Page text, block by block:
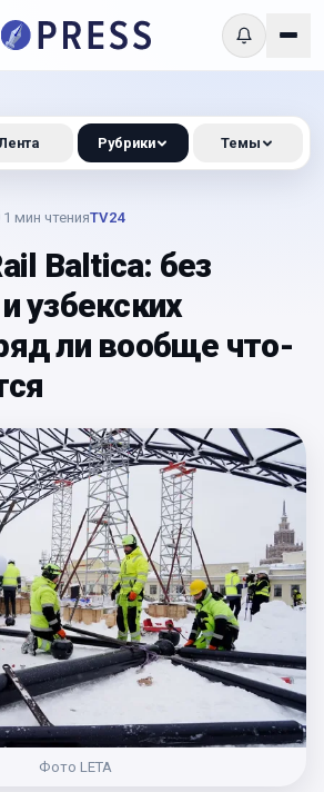
1 мин чтенияTV24
Baltica: без
узбекских
ли вообще что-
Фото LETA
Рубрики Темы